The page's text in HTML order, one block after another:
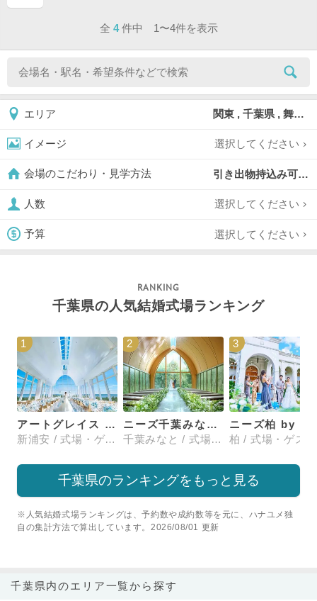
ページ目
全 4 件中 1〜4件を表示
エリア 関東 , 千葉県 , 舞浜
イメージ 選択してください
会場のこだわり・見学方法 引き出物持込み可,
人数 選択してください
予算 選択してください
千葉県の人気結婚式場ランキング
1
アートグレイス ウエディングコースト 東京ベイ
新浦安 / 式場・ゲストハウス
2
ニーズ千葉みなと by T&G WEDDING(旧 ベイサイドパーク迎賓館 千葉みなと)
千葉みなと / 式場・ゲストハウス
3
千葉県のランキングをもっと見る
※人気結婚式場ランキングは、予約数や成約数等を元に、ハナユメ独
自の集計方法で算出しています。2026/08/01 更新
千葉県内のエリア一覧から探す